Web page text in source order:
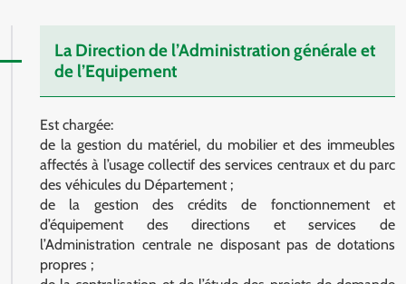
La Direction de l’Administration générale et
de l’Equipement
Est chargée:
de la gestion du matériel, du mobilier et des immeubles
affectés à l’usage collectif des services centraux et du parc
des véhicules du Département ;
de la gestion des crédits de fonctionnement et
d’équipement des directions et services de
l’Administration centrale ne disposant pas de dotations
propres ;